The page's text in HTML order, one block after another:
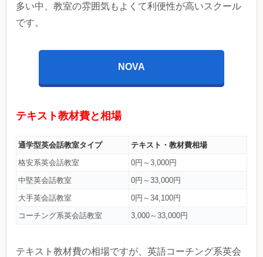
多い中、教室の雰囲気もよくて利便性が高いスクール
です。
NOVA
テキスト教材費と相場
通学型英会話教室タイプ テキスト・教材費相場
格安系英会話教室
0円～3,000円
中堅英会話教室
0円～33,000円
大手英会話教室
0円～34,100円
コーチング系英会話教室
3,000～33,000円
テキスト教材費の相場ですが、英語コーチング系英会